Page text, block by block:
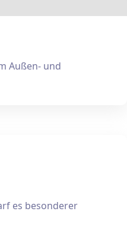
Außen- und
es besonderer